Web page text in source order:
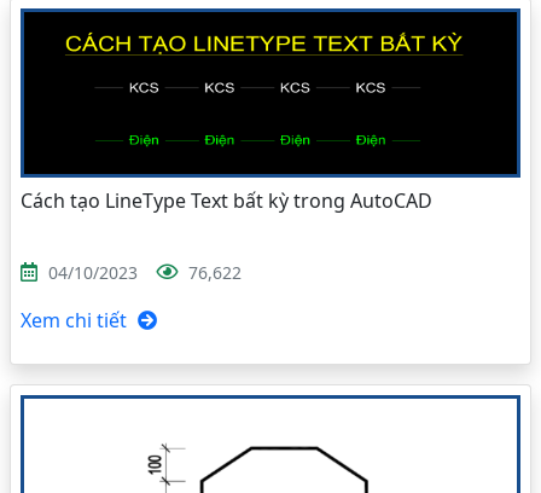
Cách tạo LineType Text bất kỳ trong AutoCAD
04/10/2023 76,622
Xem chi tiết